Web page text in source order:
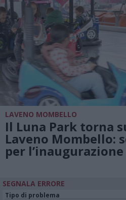
LAVENO MOMBELLO
Il Luna Park torna
Laveno Mombello:
per l’inaugurazione
SEGNALA ERRORE
Tipo di problema